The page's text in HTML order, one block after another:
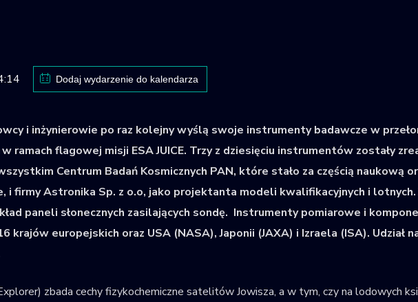
Dodaj wydarzenie do kalendarza
i inżynierowie po raz kolejny wyślą swoje instrumenty badawcze w
ramach flagowej misji ESA JUICE. Trzy z dziesięciu instrumentów zostały
Centrum Badań Kosmicznych PAN, które stało za częścią
i firmy Astronika Sp. z o.o, jako projektanta modeli kwalifikacyjnych i lotnych.
paneli słonecznych zasilających sondę. Instrumenty pomiarowe i
krajów europejskich oraz USA (NASA), Japonii (JAXA) i Izraela (ISA).
zbada cechy fizykochemiczne satelitów Jowisza, a w tym, czy na lodowych